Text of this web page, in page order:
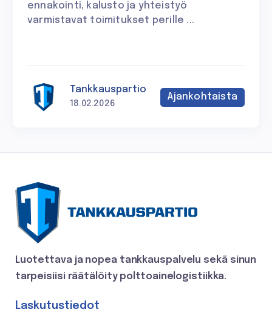
ennakointi, kalusto ja yhteistyö
varmistavat toimitukset perille ...
Tankkauspartio
18.02.2026
Ajankohtaista
Luotettava ja nopea tankkauspalvelu sekä sinun
tarpeisiisi räätälöity polttoainelogistiikka.
Laskutustiedot